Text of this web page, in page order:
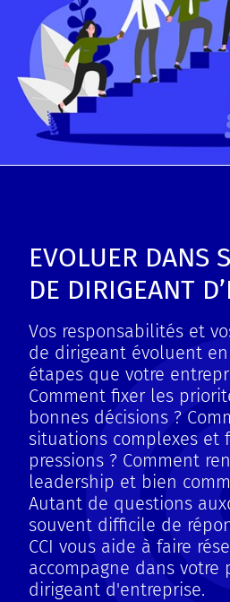
EVOLUER DANS
DE DIRIGEANT
Vos responsabilités et
de dirigeant évoluent
étapes que votre
Comment fixer les
bonnes décisions ?
situations complexes et
pressions ? Comment
leadership et bien
Autant de questions
souvent difficile de
CCI vous aide à faire
accompagne dans votre
dirigeant d'entreprise.